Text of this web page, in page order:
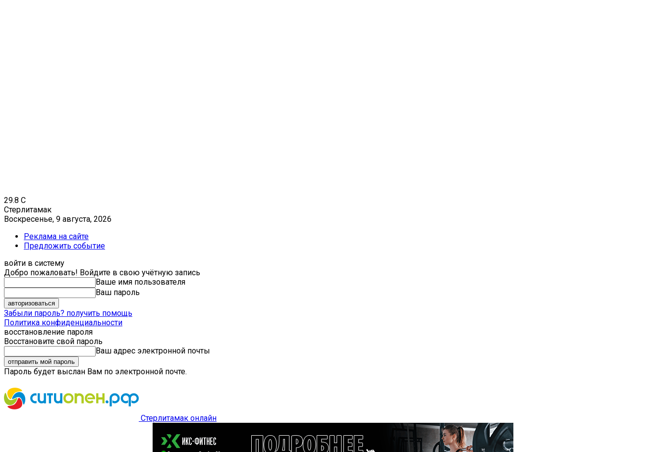
29.8 C
Стерлитамак
Воскресенье, 9 августа, 2026
Реклама на сайте
Предложить событие
войти в систему
Добро пожаловать! Войдите в свою учётную запись
Ваше имя пользователя
Ваш пароль
Забыли пароль? получить помощь
Политика конфиденциальности
восстановление пароля
Восстановите свой пароль
Ваш адрес электронной почты
Пароль будет выслан Вам по электронной почте.
Стерлитамак онлайн